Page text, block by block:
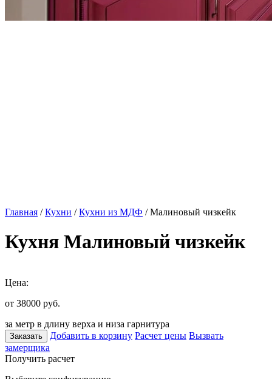
Главная /Кухни /Кухни из МДФ / Малиновый чизкейк
Кухня Малиновый чизкейк
Цена:
от 38000 руб.
за метр в длину верха и низа гарнитура
Заказать Добавить в корзину Расчет цены Вызвать
замерщика
Получить расчет